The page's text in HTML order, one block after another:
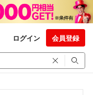
ログイン 会員登録